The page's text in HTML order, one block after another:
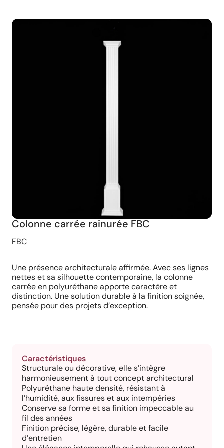
Colonne carrée rainurée FBC
FBC
Une présence architecturale affirmée. Avec ses lignes
nettes et sa silhouette contemporaine, la colonne
carrée en polyuréthane apporte caractère et
distinction. Une solution durable à la finition soignée,
pensée pour des projets d’exception.
Caractéristiques
Structurale ou décorative, elle s’intègre
harmonieusement à tout concept architectural
Polyuréthane haute densité, résistant à
l’humidité, aux fissures et aux intempéries
Conserve sa forme et sa finition impeccable au
fil des années
Finition précise, légère, durable et facile
d’entretien